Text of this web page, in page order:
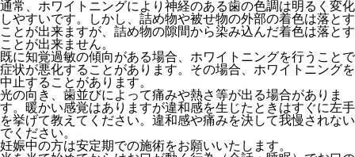
通常、ホワイトニングにより神経のある歯の色調は明るく変化
しやすいです。しかし、詰め物や被せ物の外部の着色は落とす
ことが出来ますが、詰め物の隙間から染み込んだ着色は落とす
ことが出来ません。
既に知覚過敏の傾向がある場合、ホワイトニングを行うことで
症状が悪化することがあります。その場合、ホワイトニングを
中止することがあります。
光の向き、歯並びによって痛みや熱さ等が出る場合がありま
す。暖かい感覚はありますが違和感を生じたときはすぐに左手
を挙げて教えてください。違和感や痛みを決して我慢されない
でください。
妊娠中の方は安定期での施術をお願いいたします。